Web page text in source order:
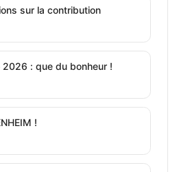
sur la contribution
: que du bonheur !
!